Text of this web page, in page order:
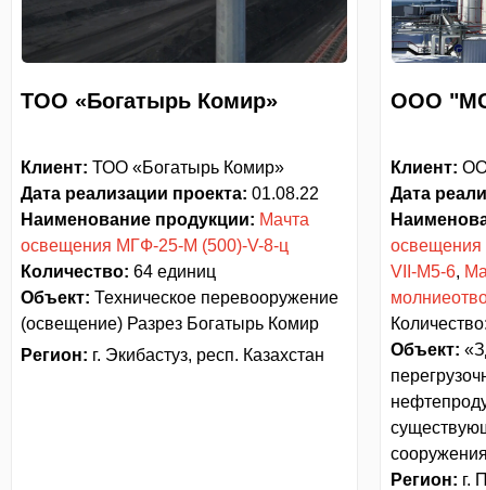
Клиент: ТОО «Богатырь Комир»
Дата реализации проекта: 01.08.22
Наименование продукции: Мачта
освещения МГФ-25-М (500)-V-8-ц
Количество: 64 единиц
Объект: Техническое перевооружение
(освещение) Разрез Богатырь Комир
Регион: г. Экибастуз, респ. Казахстан
ТОО «Богатырь Комир»
Клиент:
Дата
освещения
VII-М5-6,
Объект:
Регион: г.
ООО